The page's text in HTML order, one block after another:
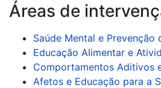
Áreas de
Saúde Mental e Prevenção
Educação Alimentar e
Comportamentos Aditivos
Afetos e Educação para a